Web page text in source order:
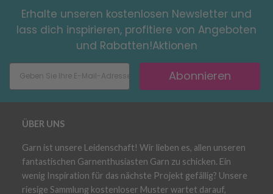
Erhalte unseren kostenlosen Newsletter und
lass dich inspirieren, profitiere von Angeboten
und Rabatten!Aktionen
Abonnieren
ÜBER UNS
Garn ist unsere Leidenschaft! Wir lieben es, allen unseren
fantastischen Garnenthusiasten Garn zu schicken. Ein
wenig Inspiration für das nächste Projekt gefällig? Unsere
riesige Sammlung kostenloser Muster wartet darauf,